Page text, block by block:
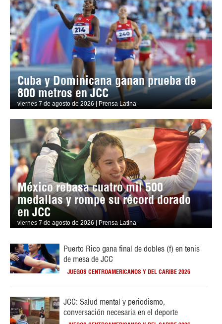
Cuba y Dominicana ganan prueba de
800 metros en JCC
viernes 7 de agosto de 2026 | Prensa Latina
México rebasa cuatro mil 500
medallas y rompe su récord dorado
en JCC
viernes 7 de agosto de 2026 | Prensa Latina
Puerto Rico gana final de dobles (f) en tenis
de mesa de JCC
JUEGOS CENTROAMERICANOS Y DEL CARIBE 2026
JCC: Salud mental y periodismo,
conversación necesaria en el deporte